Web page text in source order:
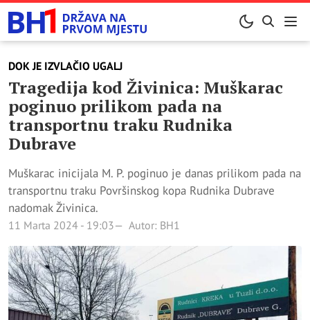
DOK JE IZVLAČIO UGALJ
Tragedija kod Živinica: Muškarac
poginuo prilikom pada na
transportnu traku Rudnika
Dubrave
Muškarac inicijala M. P. poginuo je danas prilikom pada na
transportnu traku Površinskog kopa Rudnika Dubrave
nadomak Živinica.
11 Marta 2024 - 19:03 Autor: BH1